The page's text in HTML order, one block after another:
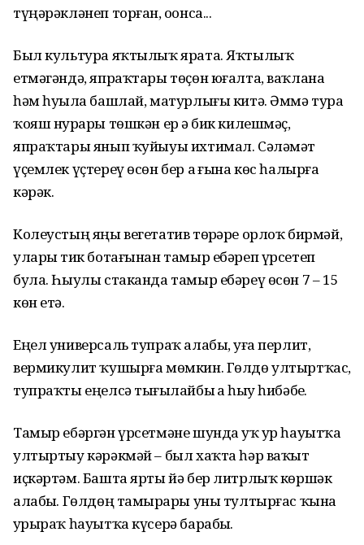
түңәрәкләнеп торған, оҙонса...
Был культура яҡтылыҡ ярата. Яҡтылыҡ
етмәгәндә, япраҡтары төҫөн юғалта, ваҡлана
һәм һуҙыла башлай, матурлығы китә. Әммә тура
ҡояш нурҙары төшкән ер ҙә бик килешмәҫ,
япраҡтары янып ҡуйыуы ихтимал. Сәләмәт
үҫемлек үҫтереү өсөн бер аҙ ғына көс һалырға
кәрәк.
Колеустың яңы вегетатив төрҙәре орлоҡ бирмәй,
уларҙы тик ботағынан тамыр ебәреп үрсетеп
була. Һыулы стаканда тамыр ебәреү өсөн 7 – 15
көн етә.
Еңел универсаль тупраҡ алабыҙ, уға перлит,
вермикулит ҡушырға мөмкин. Гөлдө ултыртҡас,
тупраҡты еңелсә тығыҙлайбыҙ ҙа һыу һибәбеҙ.
Тамыр ебәргән үрсетмәне шунда уҡ ҙур һауытҡа
ултыртыу кәрәкмәй – был хаҡта һәр ваҡыт
иҫкәртәм. Башта ярты йә бер литрлыҡ көршәк
алабыҙ. Гөлдөң тамырҙары уны тултырғас ҡына
ҙурыраҡ һауытҡа күсерә барабыҙ.